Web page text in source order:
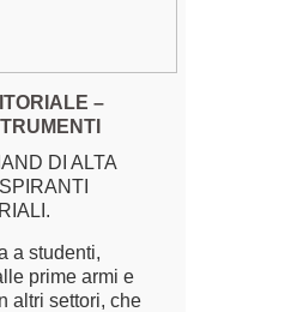
–
DI ALTA
a studenti,
prime armi e
altri settori, che